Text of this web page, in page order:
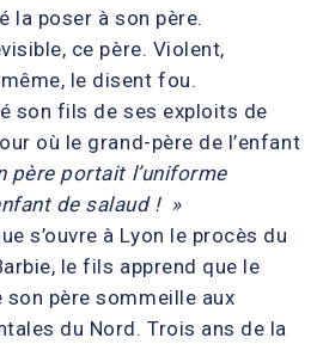
la poser à son père.
ce père. Violent,
le disent fou.
son fils de ses exploits de
où le grand-père de l’enfant
père portait l’uniforme
de salaud ! »
s’ouvre à Lyon le procès du
le fils apprend que le
père sommeille aux
du Nord. Trois ans de la